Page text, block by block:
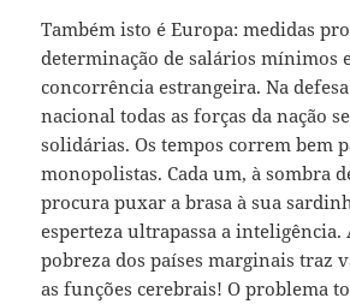
Também isto é Europa: medidas
determinação de salários mínimos
concorrência estrangeira. Na
nacional todas as forças da nação
solidárias. Os tempos correm bem
monopolistas. Cada um, à sombra
procura puxar a brasa à sua
esperteza ultrapassa a inteligência.
pobreza dos países marginais traz
as funções cerebrais! O problema